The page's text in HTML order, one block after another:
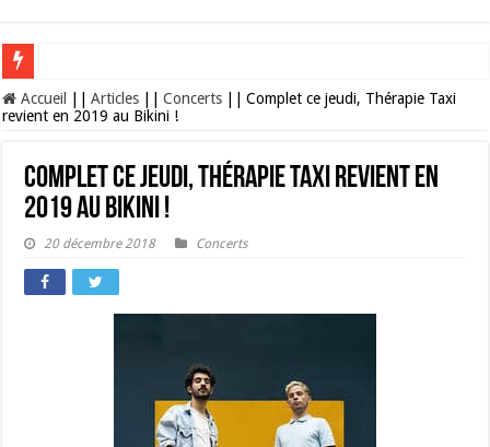
Les Nocturnes de la Cité de l’espace 2026 : l’événement incontournable de
Accueil Articles Concerts
Complet ce jeudi, Thérapie Taxi
revient en 2019 au Bikini !
Complet ce jeudi, Thérapie Taxi revient en
2019 au Bikini !
20 décembre 2018 Concerts